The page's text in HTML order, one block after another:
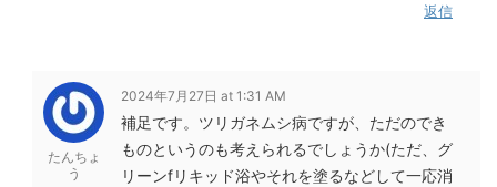
返信
たんちょ
う
2024年7月27日 at 1:31 AM
補足です。ツリガネムシ病ですが、ただのでき
ものというのも考えられるでしょうか(ただ、グ
リーンfリキッド浴やそれを塗るなどして一応消